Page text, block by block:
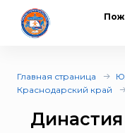
Главная страница
Краснодарский край